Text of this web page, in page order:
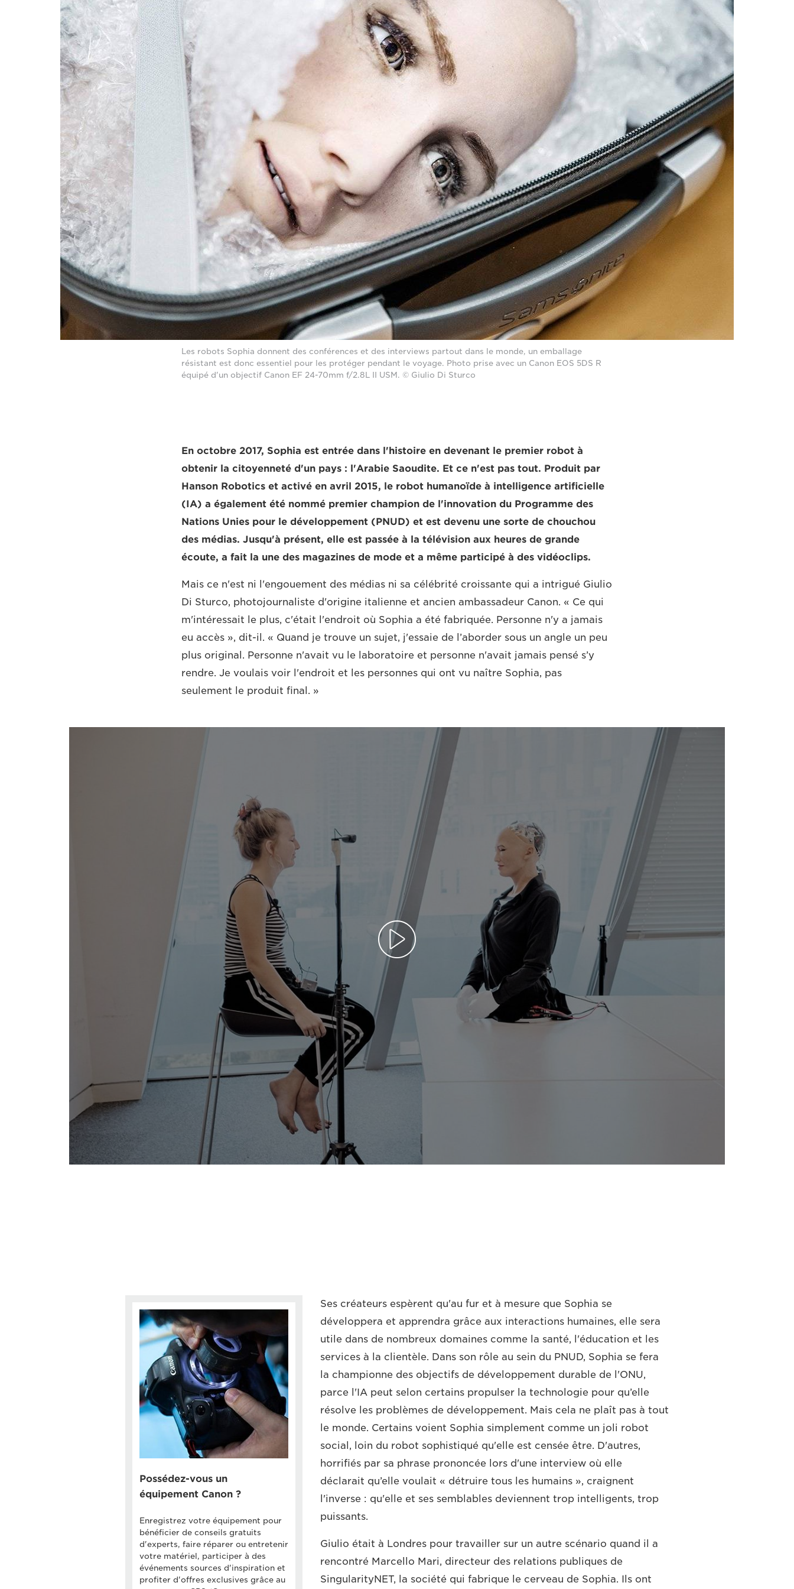
Les robots Sophia donnent des conférences et des interviews partout dans le monde, un emballage
résistant est donc essentiel pour les protéger pendant le voyage. Photo prise avec un Canon EOS 5DS R
équipé d'un objectif Canon EF 24-70mm f/2.8L II USM. © Giulio Di Sturco
En octobre 2017, Sophia est entrée dans l'histoire en devenant le premier robot à
obtenir la citoyenneté d'un pays : l'Arabie Saoudite. Et ce n'est pas tout. Produit par
Hanson Robotics et activé en avril 2015, le robot humanoïde à intelligence artificielle
(IA) a également été nommé premier champion de l'innovation du Programme des
Nations Unies pour le développement (PNUD) et est devenu une sorte de chouchou
des médias. Jusqu'à présent, elle est passée à la télévision aux heures de grande
écoute, a fait la une des magazines de mode et a même participé à des vidéoclips.
Mais ce n'est ni l'engouement des médias ni sa célébrité croissante qui a intrigué Giulio
Di Sturco, photojournaliste d'origine italienne et ancien ambassadeur Canon. « Ce qui
m'intéressait le plus, c'était l'endroit où Sophia a été fabriquée. Personne n'y a jamais
eu accès », dit-il. « Quand je trouve un sujet, j'essaie de l’aborder sous un angle un peu
plus original. Personne n'avait vu le laboratoire et personne n'avait jamais pensé s’y
rendre. Je voulais voir l'endroit et les personnes qui ont vu naître Sophia, pas
seulement le produit final. »
Possédez-vous un
équipement Canon ?
Enregistrez votre équipement pour
bénéficier de conseils gratuits
d'experts, faire réparer ou entretenir
votre matériel, participer à des
événements sources d'inspiration et
profiter d'offres exclusives grâce au
Ses créateurs espèrent qu'au fur et à mesure que Sophia se
développera et apprendra grâce aux interactions humaines, elle sera
utile dans de nombreux domaines comme la santé, l'éducation et les
services à la clientèle. Dans son rôle au sein du PNUD, Sophia se fera
la championne des objectifs de développement durable de l'ONU,
parce l'IA peut selon certains propulser la technologie pour qu’elle
résolve les problèmes de développement. Mais cela ne plaît pas à tout
le monde. Certains voient Sophia simplement comme un joli robot
social, loin du robot sophistiqué qu'elle est censée être. D'autres,
horrifiés par sa phrase prononcée lors d'une interview où elle
déclarait qu’elle voulait « détruire tous les humains », craignent
l'inverse : qu'elle et ses semblables deviennent trop intelligents, trop
puissants.
Giulio était à Londres pour travailler sur un autre scénario quand il a
rencontré Marcello Mari, directeur des relations publiques de
SingularityNET, la société qui fabrique le cerveau de Sophia. Ils ont